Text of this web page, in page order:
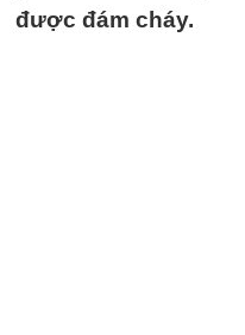
được đám cháy.